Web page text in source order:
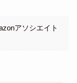
アソシエイト